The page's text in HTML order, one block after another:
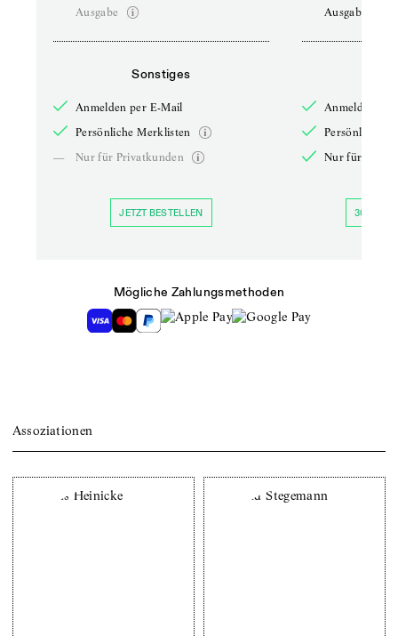
Ausgabe
Sonstiges
Anmelden per E-Mail
Persönliche Merklisten
—
Nur für Privatkunden
JETZT BESTELLEN
Ausgabe
Anmelden
Persönliche
Nur für
30 TAGE
Mögliche Zahlungsmethoden
Assoziationen